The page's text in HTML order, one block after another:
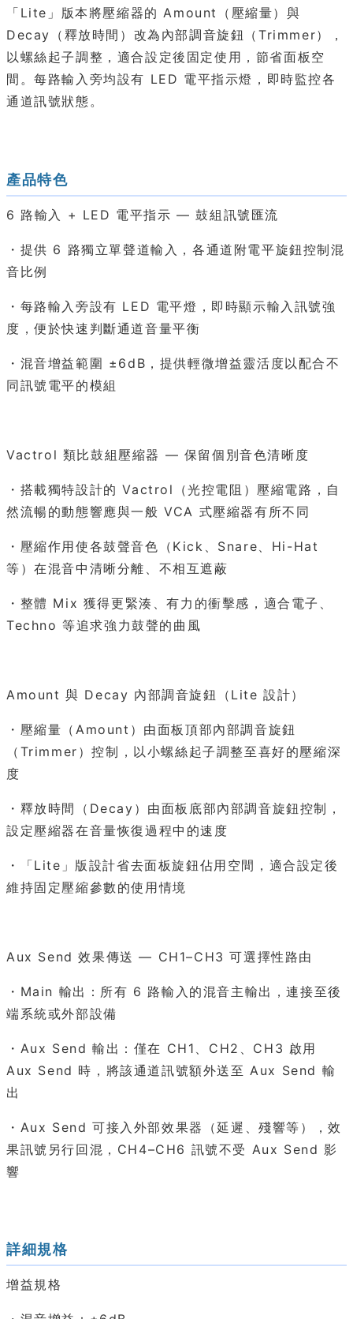
「Lite」版本將壓縮器的 Amount（壓縮量）與
Decay（釋放時間）改為內部調音旋鈕（Trimmer），
以螺絲起子調整，適合設定後固定使用，節省面板空
間。每路輸入旁均設有 LED 電平指示燈，即時監控各
通道訊號狀態。
產品特色
6 路輸入 + LED 電平指示 — 鼓組訊號匯流
・提供 6 路獨立單聲道輸入，各通道附電平旋鈕控制混
音比例
・每路輸入旁設有 LED 電平燈，即時顯示輸入訊號強
度，便於快速判斷通道音量平衡
・混音增益範圍 ±6dB，提供輕微增益靈活度以配合不
同訊號電平的模組
Vactrol 類比鼓組壓縮器 — 保留個別音色清晰度
・搭載獨特設計的 Vactrol（光控電阻）壓縮電路，自
然流暢的動態響應與一般 VCA 式壓縮器有所不同
・壓縮作用使各鼓聲音色（Kick、Snare、Hi-Hat
等）在混音中清晰分離、不相互遮蔽
・整體 Mix 獲得更緊湊、有力的衝擊感，適合電子、
Techno 等追求強力鼓聲的曲風
Amount 與 Decay 內部調音旋鈕（Lite 設計）
・壓縮量（Amount）由面板頂部內部調音旋鈕
（Trimmer）控制，以小螺絲起子調整至喜好的壓縮深
度
・釋放時間（Decay）由面板底部內部調音旋鈕控制，
設定壓縮器在音量恢復過程中的速度
・「Lite」版設計省去面板旋鈕佔用空間，適合設定後
維持固定壓縮參數的使用情境
Aux Send 效果傳送 — CH1–CH3 可選擇性路由
・Main 輸出：所有 6 路輸入的混音主輸出，連接至後
端系統或外部設備
・Aux Send 輸出：僅在 CH1、CH2、CH3 啟用
Aux Send 時，將該通道訊號額外送至 Aux Send 輸
出
・Aux Send 可接入外部效果器（延遲、殘響等），效
果訊號另行回混，CH4–CH6 訊號不受 Aux Send 影
響
詳細規格
增益規格